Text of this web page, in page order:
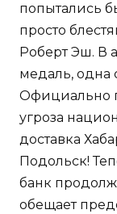
попытались
просто
Роберт Эш. В
медаль, одна
Официально
угроза
доставка
Подольск!
банк
обещает